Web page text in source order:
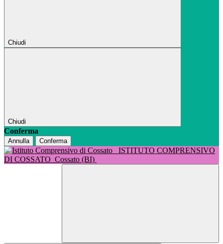
Chiudi
Chiudi
Conferma
Annulla Conferma
ISTITUTO COMPRENSIVO
DI COSSATO Cossato (BI)